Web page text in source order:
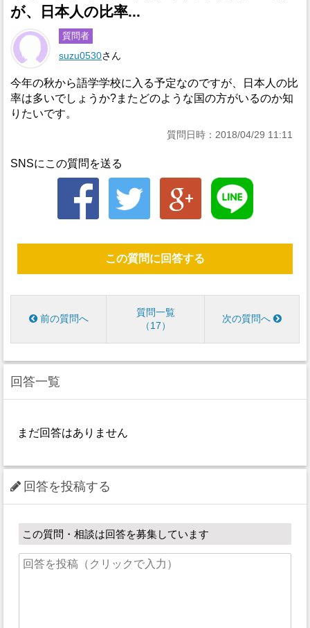
が、日本人の比率...
質問者
suzu0530さん
今年の秋から語学学校に入る予定なのですが、日本人の比
率は多いでしょうか?またどのような国の方がいるのか知
りたいです。
質問日時：2018/04/29 11:11
SNSにこの質問を送る
この質問に回答する
前の質問へ
質問一覧
17
次の質問へ
回答一覧
まだ回答はありません
回答を投稿する
この質問・相談は回答を募集しています